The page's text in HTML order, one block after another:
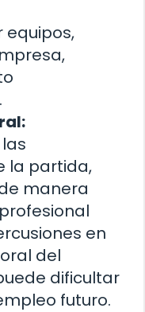
equipos,
la partida,
manera
en
del
dificultar
futuro.